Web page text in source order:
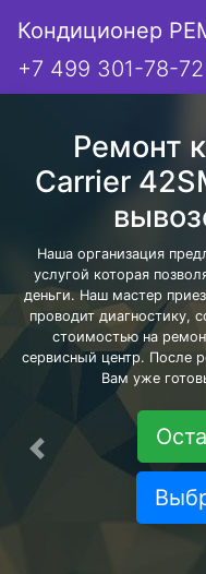
Кондиционер
+7 499 301-78-72
Ремонт
Carrier
Наша организация
услугой которая
деньги. Наш мастер
проводит диагностику,
стоимостью на
сервисный центр. После
Вам уже
Предыдущая